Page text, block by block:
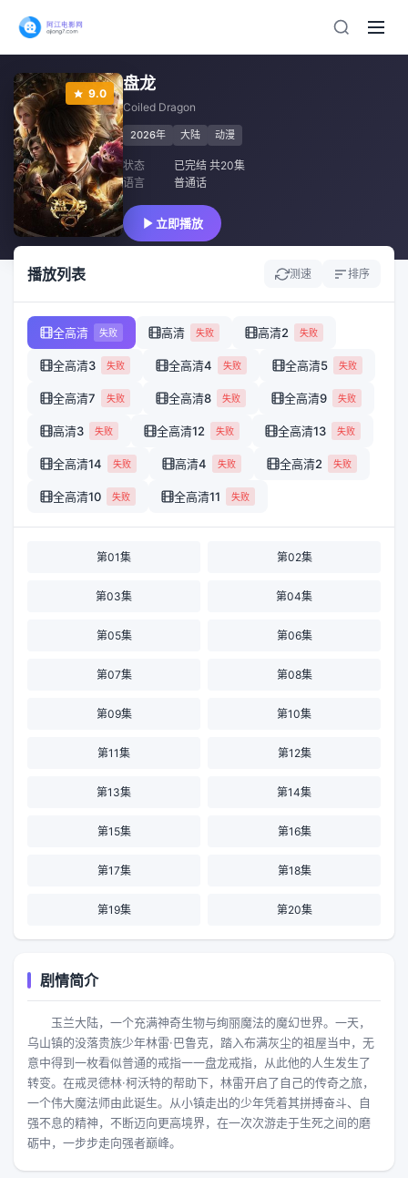
9.0
盘龙
Coiled Dragon
2026年 大陆 动漫
状态
已完结 共20集
语言
普通话
立即播放
播放列表 测速 排序
全高清 失败 高清 失败 高清2 失败
全高清3 失败 全高清4 失败 全高清5 失败
全高清7 失败 全高清8 失败 全高清9 失败
高清3 失败 全高清12 失败 全高清13 失败
全高清14 失败 高清4 失败 全高清2 失败
全高清10 失败 全高清11 失败
第01集 第02集
第03集 第04集
第05集 第06集
第07集 第08集
第09集 第10集
第11集 第12集
第13集 第14集
第15集 第16集
第17集 第18集
第19集 第20集
剧情简介
玉兰大陆，一个充满神奇生物与绚丽魔法的魔幻世界。一天，
乌山镇的没落贵族少年林雷·巴鲁克，踏入布满灰尘的祖屋当中，无
意中得到一枚看似普通的戒指一一盘龙戒指，从此他的人生发生了
转变。在戒灵德林·柯沃特的帮助下，林雷开启了自己的传奇之旅，
一个伟大魔法师由此诞生。从小镇走出的少年凭着其拼搏奋斗、自
强不息的精神，不断迈向更高境界，在一次次游走于生死之间的磨
砺中，一步步走向强者巅峰。